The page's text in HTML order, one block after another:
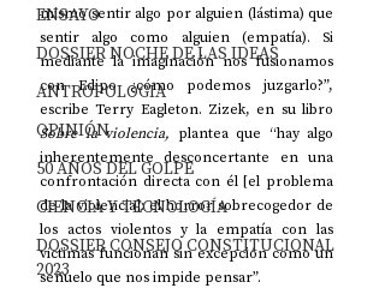
ENSAYO
DOSSIER NOCHE DE LAS IDEAS
ANTROPOLOGÍA
OPINIÓN
50 AÑOS DEL GOLPE
CIENCIA Y TECNOLOGÍA
DOSSIER CONSEJO CONSTITUCIONAL
2023
mismo sentir algo por alguien (lástima) que
sentir algo como alguien (empatía). Si
mediante la imaginación nos fusionamos
con Edipo ¿cómo podemos juzgarlo?”,
Sobre la violencia, plantea que “hay algo
inherentemente desconcertante en una
confrontación directa con él [el problema
de la violencia]: el horror sobrecogedor de
los actos violentos y la empatía con las
víctimas funcionan sin excepción como un
señuelo que nos impide pensar”.